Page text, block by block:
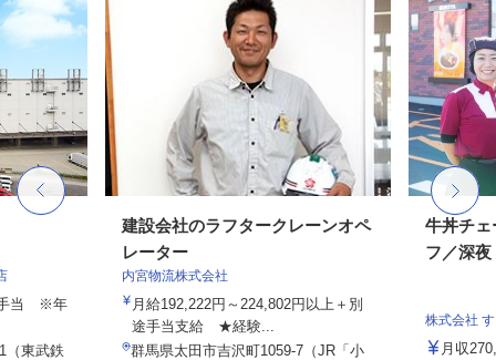
手当 ※年
（東武鉄
建設会社のラフタークレーンオペ
レーター
内宮物流株式会社
月給192,222円～224,802円以上＋別
途手当支給 ★経験...
群馬県太田市吉沢町1059-7（JR「小
牛丼チェ
フ／深夜
株式会社
月収